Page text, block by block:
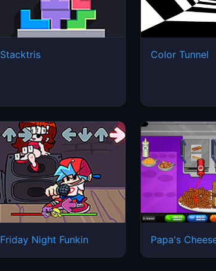
Stacktris Color Tunnel
Friday Night Funkin
Papa's